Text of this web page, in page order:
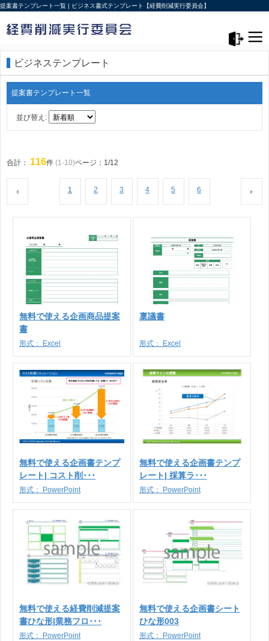
提案書テンプレート一覧 | ビジネス書式テンプレート【経費削減実行委員会】
ビジネステンプレート
提案書テンプレート一覧
並び替え:
合計： 116件 (1-10)ページ：1/12
1 2 3 4 5 6
無料で使える企画商品提案
書
形式： Excel
稟議書
形式： Excel
無料で使える企画書テンプ
レート| コスト削･･･
形式： PowerPoint
無料で使える企画書テンプ
レート| 採算ラ･･･
形式： PowerPoint
無料で使える経費削減提案
書ひな形|業務フロ･･･
形式： PowerPoint
無料で使える企画書シート
ひな形003
形式： PowerPoint